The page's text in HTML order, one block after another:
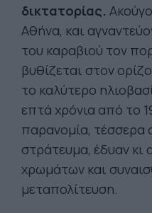
δικτατορίας.
Αθήνα, και
του καραβιού τον
βυθίζεται στον
το καλύτερο
επτά χρόνια από το
παρανομία, τέσσερα
στράτευμα, έδυαν κι
χρωμάτων και
μεταπολίτευση.